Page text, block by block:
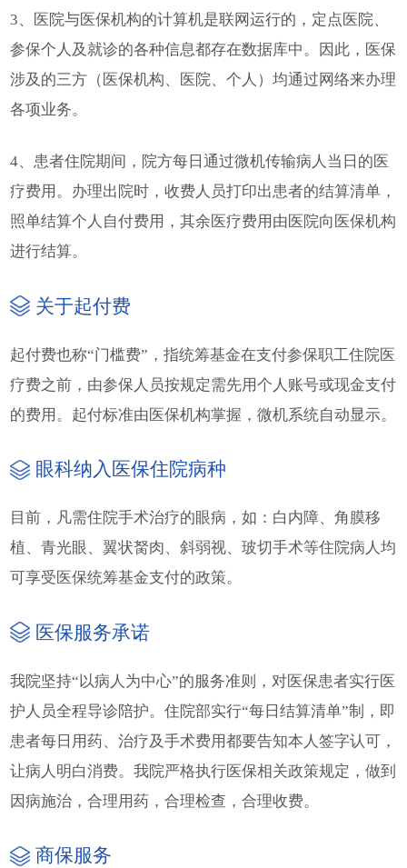
3、医院与医保机构的计算机是联网运行的，定点医院、
参保个人及就诊的各种信息都存在数据库中。因此，医保
涉及的三方（医保机构、医院、个人）均通过网络来办理
各项业务。
4、患者住院期间，院方每日通过微机传输病人当日的医
疗费用。办理出院时，收费人员打印出患者的结算清单，
照单结算个人自付费用，其余医疗费用由医院向医保机构
进行结算。
关于起付费
起付费也称“门槛费”，指统筹基金在支付参保职工住院医
疗费之前，由参保人员按规定需先用个人账号或现金支付
的费用。起付标准由医保机构掌握，微机系统自动显示。
眼科纳入医保住院病种
目前，凡需住院手术治疗的眼病，如：白内障、角膜移
植、青光眼、翼状胬肉、斜弱视、玻切手术等住院病人均
可享受医保统筹基金支付的政策。
医保服务承诺
我院坚持“以病人为中心”的服务准则，对医保患者实行医
护人员全程导诊陪护。住院部实行“每日结算清单”制，即
患者每日用药、治疗及手术费用都要告知本人签字认可，
让病人明白消费。我院严格执行医保相关政策规定，做到
因病施治，合理用药，合理检查，合理收费。
商保服务